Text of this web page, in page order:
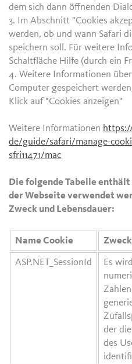
dem sich dann öffnenden
3. Im Abschnitt "Cookies
werden, ob und wann Safari
speichern soll. Für weitere
Schaltfläche Hilfe (durch ein
4. Weitere Informationen
Computer gespeichert
Klick auf "Cookies anzeigen"
Weitere Informationen
de/guide/safari/manage-
sfri11471/mac
Die folgende Tabelle
der Webseite verwendet
Zweck und Lebensdauer:
Name Cookie Zweck
ASP.NET_SessionId
Es
der
des